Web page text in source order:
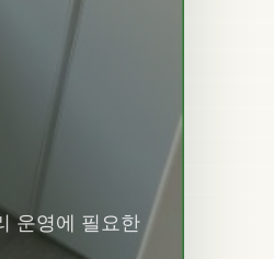
운영에 필요한